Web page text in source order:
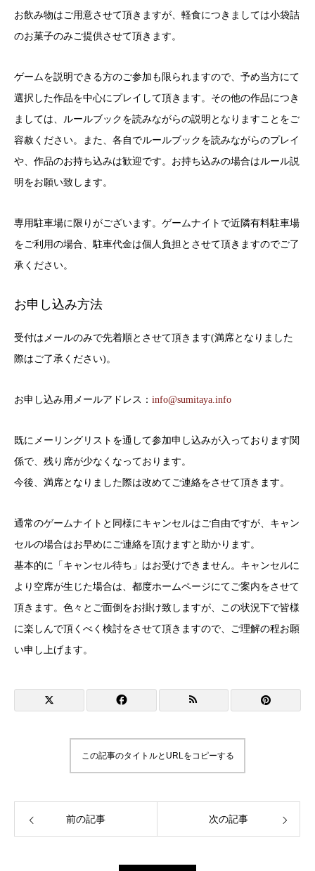
お飲み物はご用意させて頂きますが、軽食につきましては小袋詰
のお菓子のみご提供させて頂きます。
ゲームを説明できる方のご参加も限られますので、予め当方にて
選択した作品を中心にプレイして頂きます。その他の作品につき
ましては、ルールブックを読みながらの説明となりますことをご
容赦ください。また、各自でルールブックを読みながらのプレイ
や、作品のお持ち込みは歓迎です。お持ち込みの場合はルール説
明をお願い致します。
専用駐車場に限りがございます。ゲームナイトで近隣有料駐車場
をご利用の場合、駐車代金は個人負担とさせて頂きますのでご了
承ください。
お申し込み方法
受付はメールのみで先着順とさせて頂きます(満席となりました
際はご了承ください)。
お申し込み用メールアドレス： info@sumitaya.info
既にメーリングリストを通して参加申し込みが入っております関
係で、残り席が少なくなっております。
今後、満席となりました際は改めてご連絡をさせて頂きます。
通常のゲームナイトと同様にキャンセルはご自由ですが、キャン
セルの場合はお早めにご連絡を頂けますと助かります。
基本的に「キャンセル待ち」はお受けできません。キャンセルに
より空席が生じた場合は、都度ホームページにてご案内をさせて
頂きます。色々とご面倒をお掛け致しますが、この状況下で皆様
に楽しんで頂くべく検討をさせて頂きますので、ご理解の程お願
い申し上げます。
この記事のタイトルとURLをコピーする
前の記事 次の記事